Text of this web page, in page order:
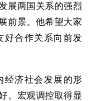
展两国关系的强烈
前景。他希望大家
好合作关系向前发
济社会发展的形
。宏观调控取得显